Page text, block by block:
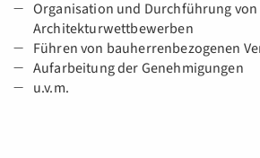
Organisation und Durchführung von
Architekturwettbewerben
Führen von bauherrenbezogenen
Aufarbeitung der Genehmigungen
u.v.m.